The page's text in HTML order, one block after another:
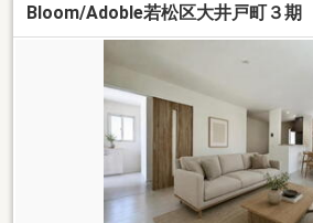
Bloom/Adoble若松区大井戸町３期